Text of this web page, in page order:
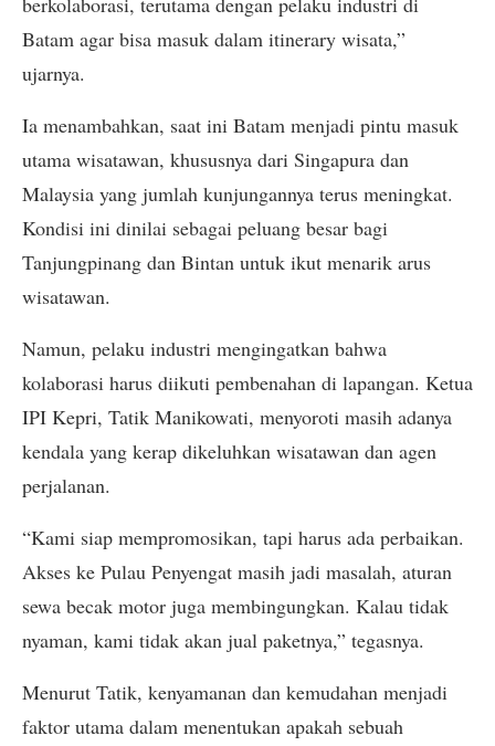
Batam agar bisa masuk dalam itinerary wisata,”
ujarnya.
Ia menambahkan, saat ini Batam menjadi pintu masuk
utama wisatawan, khususnya dari Singapura dan
Malaysia yang jumlah kunjungannya terus meningkat.
Kondisi ini dinilai sebagai peluang besar bagi
Tanjungpinang dan Bintan untuk ikut menarik arus
wisatawan.
Namun, pelaku industri mengingatkan bahwa
kolaborasi harus diikuti pembenahan di lapangan. Ketua
IPI Kepri, Tatik Manikowati, menyoroti masih adanya
kendala yang kerap dikeluhkan wisatawan dan agen
perjalanan.
“Kami siap mempromosikan, tapi harus ada perbaikan.
Akses ke Pulau Penyengat masih jadi masalah, aturan
sewa becak motor juga membingungkan. Kalau tidak
nyaman, kami tidak akan jual paketnya,” tegasnya.
Menurut Tatik, kenyamanan dan kemudahan menjadi
faktor utama dalam menentukan apakah sebuah